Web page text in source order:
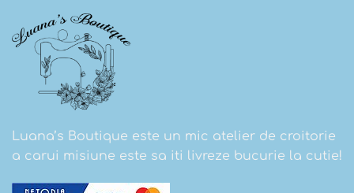
Luana’s Boutique este un mic atelier de croitorie
a carui misiune este sa iti livreze bucurie la cutie!